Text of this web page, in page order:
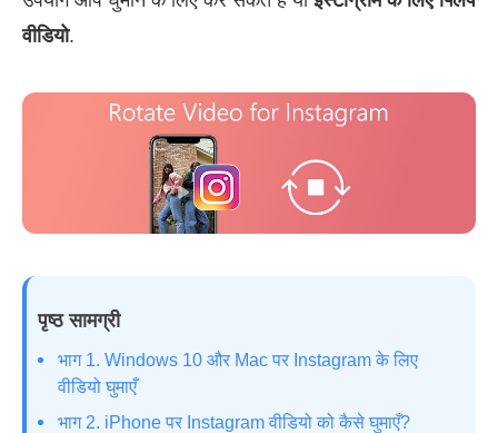
वीडियो.
पृष्ठ सामग्री
भाग 1. Windows 10 और Mac पर Instagram के लिए
वीडियो घुमाएँ
भाग 2. iPhone पर Instagram वीडियो को कैसे घुमाएँ?